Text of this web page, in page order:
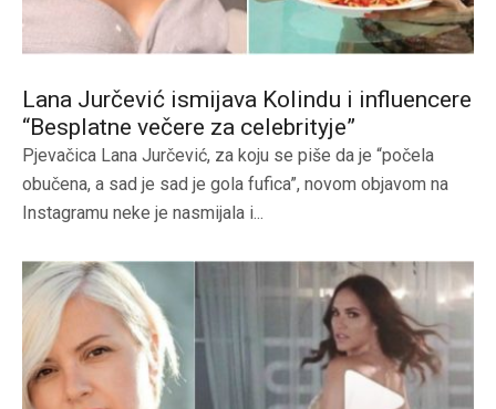
Lana Jurčević ismijava Kolindu i influencere
“Besplatne večere za celebrityje”
Pjevačica Lana Jurčević, za koju se piše da je “počela
obučena, a sad je sad je gola fufica”, novom objavom na
Instagramu neke je nasmijala i...